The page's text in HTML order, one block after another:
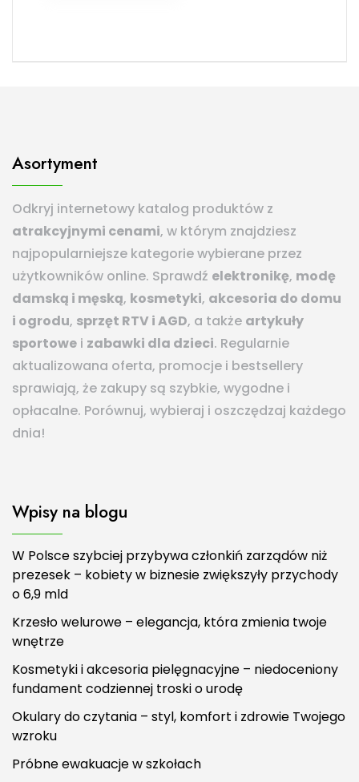
Asortyment
Odkryj internetowy katalog produktów z
atrakcyjnymi cenami, w którym znajdziesz
najpopularniejsze kategorie wybierane przez
użytkowników online. Sprawdź elektronikę, modę
damską i męską, kosmetyki, akcesoria do domu
i ogrodu, sprzęt RTV i AGD, a także artykuły
sportowe i zabawki dla dzieci. Regularnie
aktualizowana oferta, promocje i bestsellery
sprawiają, że zakupy są szybkie, wygodne i
opłacalne. Porównuj, wybieraj i oszczędzaj każdego
dnia!
Wpisy na blogu
W Polsce szybciej przybywa członkiń zarządów niż
prezesek – kobiety w biznesie zwiększyły przychody
o 6,9 mld
Krzesło welurowe – elegancja, która zmienia twoje
wnętrze
Kosmetyki i akcesoria pielęgnacyjne – niedoceniony
fundament codziennej troski o urodę
Okulary do czytania – styl, komfort i zdrowie Twojego
wzroku
Próbne ewakuacje w szkołach